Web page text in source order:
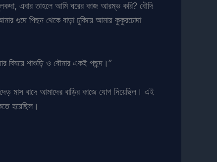
এবার তাহলে আমি ঘরের কাজ আরম্ভ করি? বৌদি
গুদে পিছন থেকে বাড়া ঢুকিয়ে আমায় কুকুরচোদা
বিষয়ে শাশুড়ি ও বৌমার একই পছন্দ।”
মাস বাদে আমাদের বাড়ির কাজে যোগ দিয়েছিল। এই
হয়েছিল।